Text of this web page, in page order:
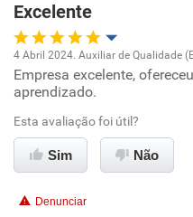
Excelente
Oportunidade de promoção
Ambiente de trabalho
Conciliação com a vida
4 Abril 2024. Auxiliar de Qualidade
Empresa excelente,
aprendizado.
Esta avaliação foi útil?
Sim Não
Denunciar